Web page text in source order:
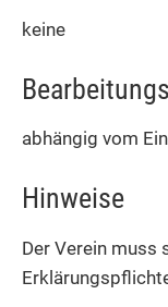
keine
abhängig vom
Hinweise
Der Verein muss